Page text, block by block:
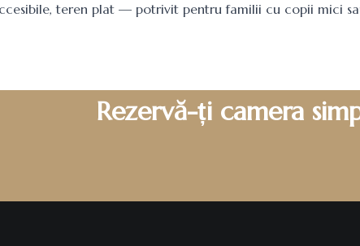
teren plat — potrivit pentru familii cu copii mici
Rezervă-ți camera